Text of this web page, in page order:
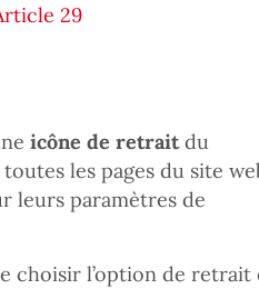
29
icône de retraitdu
les pages du site
leurs paramètres de
choisir l’option de retrait